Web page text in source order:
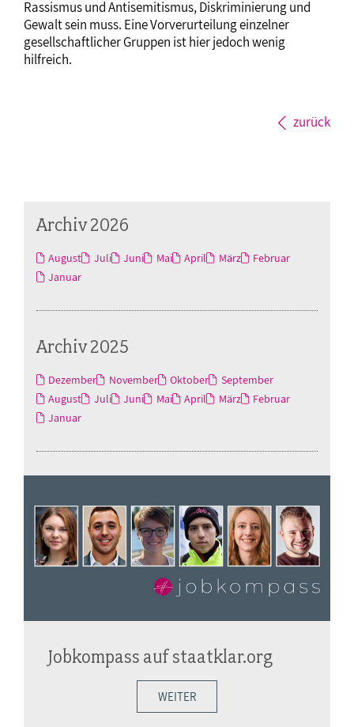
Rassismus und Antisemitismus, Diskriminierung und
Gewalt sein muss. Eine Vorverurteilung einzelner
gesellschaftlicher Gruppen ist hier jedoch wenig
hilfreich.
zurück
Archiv 2026
August Juli Juni Mai April März
Februar
Januar
Archiv 2025
Dezember November Oktober
September
August
Juli Juni Mai April März
Februar
Januar
Jobkompass auf staatklar.org
WEITER